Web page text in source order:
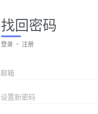
找回密码
登录 注册
邮箱
设置新密码